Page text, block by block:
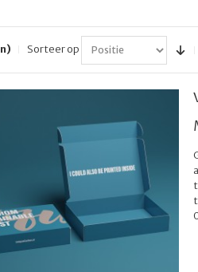
Sorteer op